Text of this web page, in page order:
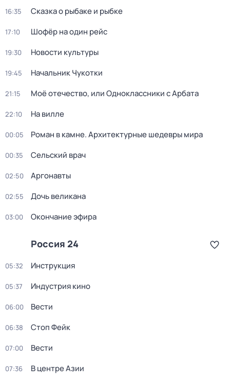
16:35 Сказка о рыбаке и рыбке
17:10 Шофёр на один рейс
19:30 Новости культуры
19:45 Начальник Чукотки
21:15 Моё отечество, или Одноклассники с Арбата
22:10 На вилле
00:05 Роман в камне. Архитектурные шедевры мира
00:35 Сельский врач
02:50 Аргонавты
02:55 Дочь великана
03:00 Окончание эфира
Россия 24
05:32 Инструкция
05:37 Индустрия кино
06:00 Вести
06:38 Стоп Фейк
07:00 Вести
07:36 В центре Азии